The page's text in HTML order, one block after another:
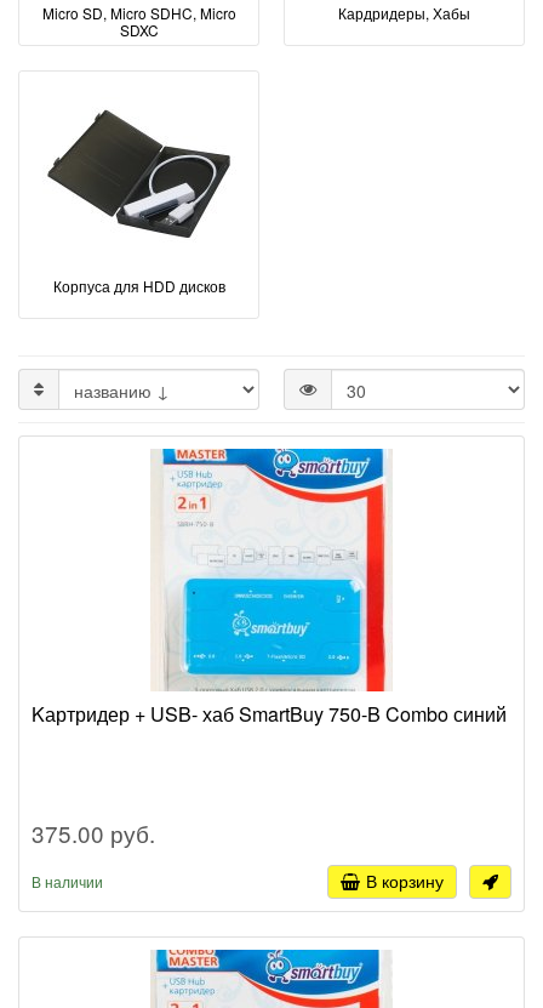
Micro SD, Micro SDHC, Micro
SDXC
Кардридеры, Хабы
Корпуса для HDD дисков
Kартридер + USB- хаб SmartBuy 750-B Combo синий
375.00 руб.
В наличии В корзину